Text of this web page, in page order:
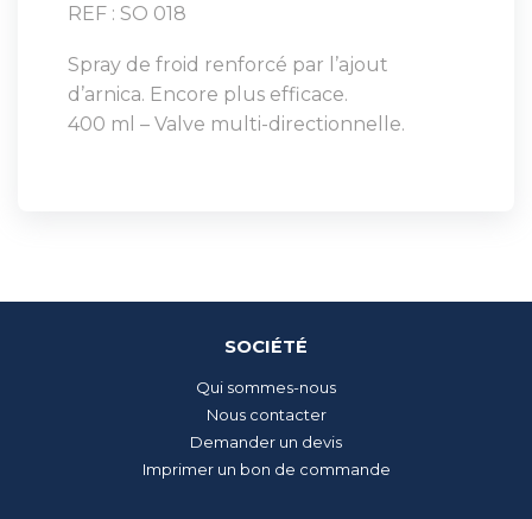
REF : SO 018
Spray de froid renforcé par l’ajout
d’arnica. Encore plus efficace.
400 ml – Valve multi-directionnelle.
SOCIÉTÉ
Qui sommes-nous
Nous contacter
Demander un devis
Imprimer un bon de commande